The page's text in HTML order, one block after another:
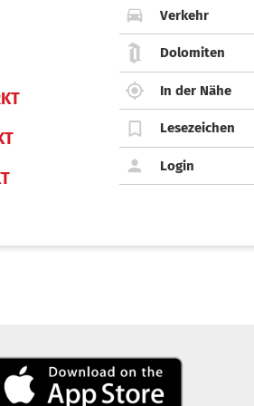
Verkehr
Dolomiten
In der Nähe
Lesezeichen
Login